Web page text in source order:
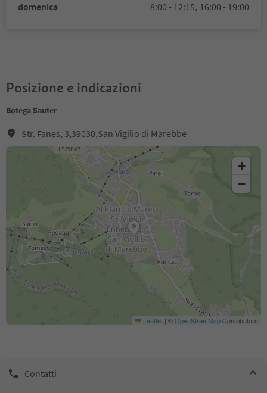
domenica
8:00 - 12:15, 16:00 - 19:00
Posizione e indicazioni
Botega Sauter
Str. Fanes, 3,39030,San Vigilio di Marebbe
+
−
Leaflet | ©OpenStreetMapContributors
Contatti